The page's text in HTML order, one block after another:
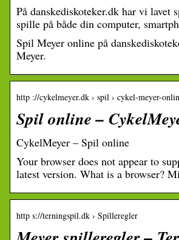
På danskediskoteker.dk har vi
spille på både din computer,
Spil Meyer online på
Meyer.
http ://cykelmeyer.dk › spil › cykel-meyer-
Spil online –
CykelMeyer – Spil online
Your browser does not appear to
latest version. What is a browser?
http s://terningspil.dk › Spilleregler